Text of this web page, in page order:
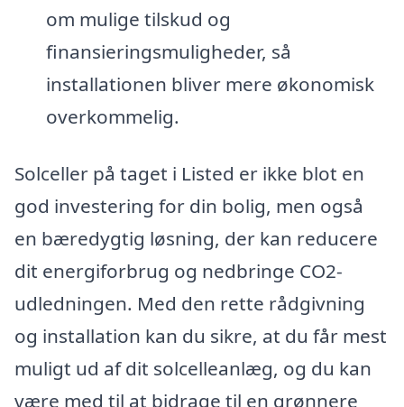
om mulige tilskud og
finansieringsmuligheder, så
installationen bliver mere økonomisk
overkommelig.
Solceller på taget i Listed er ikke blot en
god investering for din bolig, men også
en bæredygtig løsning, der kan reducere
dit energiforbrug og nedbringe CO2-
udledningen. Med den rette rådgivning
og installation kan du sikre, at du får mest
muligt ud af dit solcelleanlæg, og du kan
være med til at bidrage til en grønnere